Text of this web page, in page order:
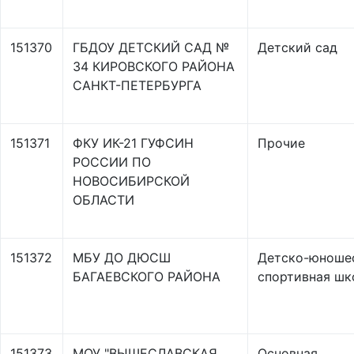
151370
ГБДОУ ДЕТСКИЙ САД №
34 КИРОВСКОГО РАЙОНА
САНКТ-ПЕТЕРБУРГА
Детский сад
151371
ФКУ ИК-21 ГУФСИН
РОССИИ ПО
НОВОСИБИРСКОЙ
ОБЛАСТИ
Прочие
151372
МБУ ДО ДЮСШ
БАГАЕВСКОГО РАЙОНА
Детско-
спортивная